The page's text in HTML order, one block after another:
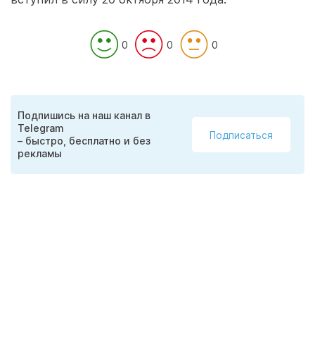
0 0 0
Подпишись на наш канал в
Telegram
– быстро, бесплатно и без
рекламы
Подписаться